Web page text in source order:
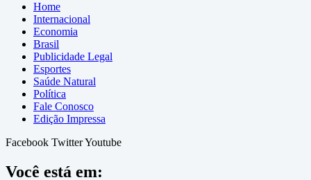
Home
Internacional
Economia
Brasil
Publicidade Legal
Esportes
Saúde Natural
Política
Fale Conosco
Edição Impressa
Facebook TwitterYoutube
Você está em: